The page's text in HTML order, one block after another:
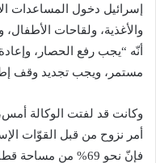
إسرائيل دخول المساعدات
والأغذية، ولقاحات
أنّه “يجب رفع الحصار،
مستمر، ويجب تجديد وقف
فإنّ نحو 69% من